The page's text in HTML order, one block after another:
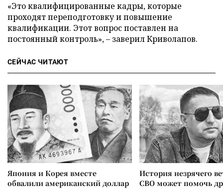
«Это квалифицированные кадры, которые
проходят переподготовку и повышение
квалификации. Этот вопрос поставлен на
постоянный контроль», – заверил Криволапов.
СЕЙЧАС ЧИТАЮТ
Япония и Корея вместе
обвалили американский доллар
История незрячего
СВО может помочь